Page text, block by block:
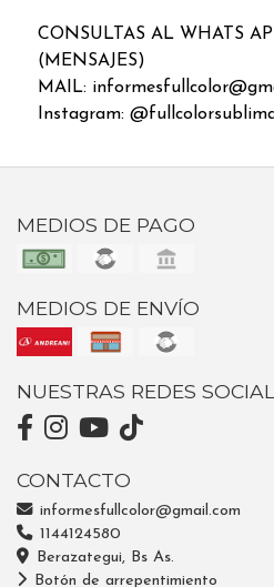
CONSULTAS AL WHATS
(MENSAJES)
MAIL:
Instagram:
MEDIOS DE PAGO
MEDIOS DE ENVÍO
NUESTRAS REDES
CONTACTO
informesfullcolor@gmail.com
1144124580
Berazategui, Bs As.
Botón de arrepentimiento